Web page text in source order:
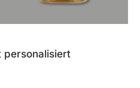
personalisiert